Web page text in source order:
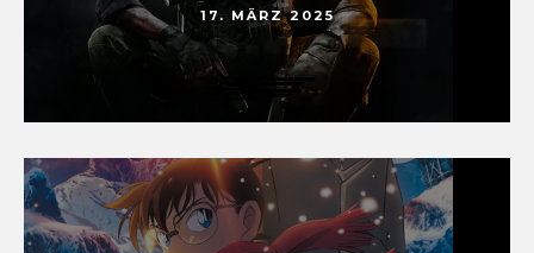
17. MÄRZ 2025